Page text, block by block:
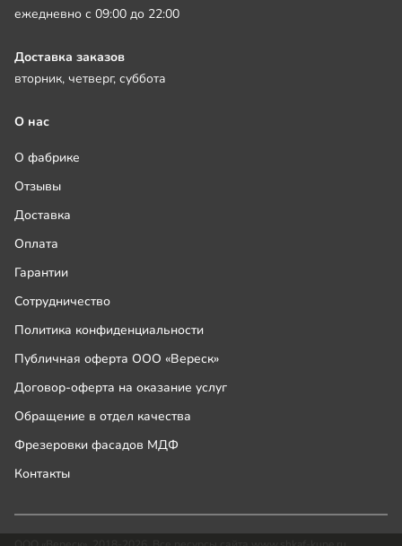
ежедневно с 09:00 до 22:00
Доставка заказов
вторник, четверг, суббота
О нас
О фабрике
Отзывы
Доставка
Оплата
Гарантии
Сотрудничество
Политика конфиденциальности
Публичная оферта ООО «Вереск»
Договор-оферта на оказание услуг
Обращение в отдел качества
Фрезеровки фасадов МДФ
Контакты